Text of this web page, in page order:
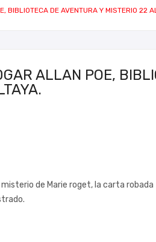
BIBLIOTECA DE AVENTURA Y MISTERIO 22
ALLAN POE,
de Marie roget, la carta robada